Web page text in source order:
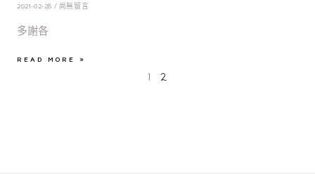
2021-02-28 尚無留言
多謝各
READ MORE »
1 2